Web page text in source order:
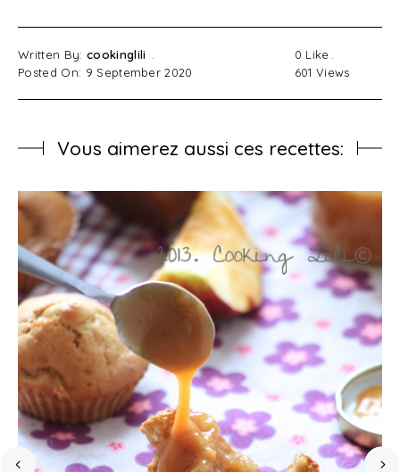
Written By: cookinglili
Posted On: 9 September 2020
0 Like
601 Views
Vous aimerez aussi ces recettes: